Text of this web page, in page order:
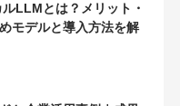
ルLLMとは？メリット・
モデルと導入方法を解